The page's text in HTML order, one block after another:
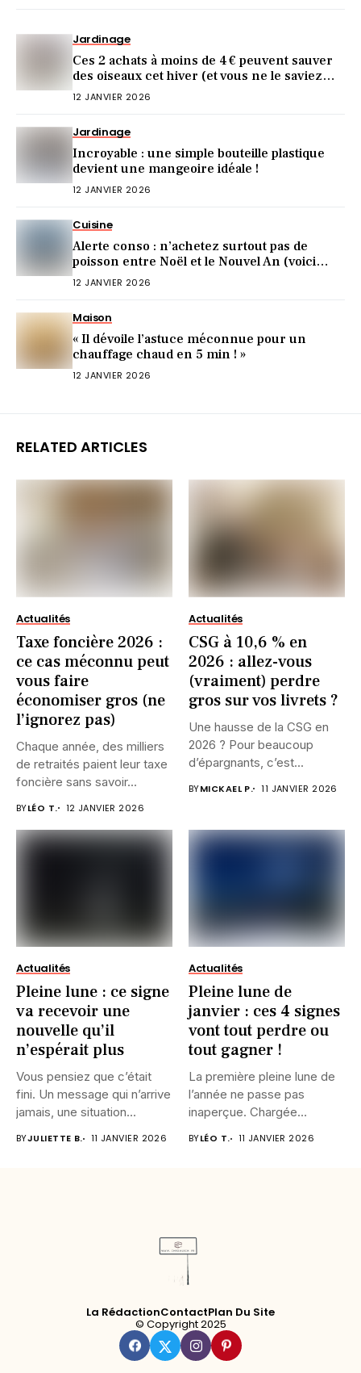
Jardinage
Ces 2 achats à moins de 4 € peuvent sauver
des oiseaux cet hiver (et vous ne le saviez
pas)
12 JANVIER 2026
Jardinage
Incroyable : une simple bouteille plastique
devient une mangeoire idéale !
12 JANVIER 2026
Cuisine
Alerte conso : n’achetez surtout pas de
poisson entre Noël et le Nouvel An (voici
pourquoi)
12 JANVIER 2026
Maison
« Il dévoile l’astuce méconnue pour un
chauffage chaud en 5 min ! »
12 JANVIER 2026
RELATED ARTICLES
Actualités
Taxe foncière 2026 :
ce cas méconnu peut
vous faire
économiser gros (ne
l’ignorez pas)
Chaque année, des milliers
de retraités paient leur taxe
foncière sans savoir...
BYLÉO T. 12 JANVIER 2026
Actualités
CSG à 10,6 % en
2026 : allez-vous
(vraiment) perdre
gros sur vos livrets ?
Une hausse de la CSG en
2026 ? Pour beaucoup
d’épargnants, c’est...
BYMICKAEL P. 11 JANVIER 2026
Actualités
Pleine lune : ce signe
va recevoir une
nouvelle qu’il
n’espérait plus
Vous pensiez que c’était
fini. Un message qui n’arrive
jamais, une situation...
BYJULIETTE B. 11 JANVIER 2026
Actualités
Pleine lune de
janvier : ces 4 signes
vont tout perdre ou
tout gagner !
La première pleine lune de
l’année ne passe pas
inaperçue. Chargée
d’intensité,...
BYLÉO T. 11 JANVIER 2026
La RédactionContactPlan Du Site
© Copyright 2025